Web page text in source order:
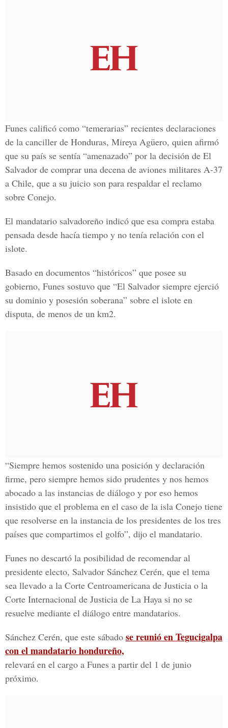
Funes calificó como “temerarias” recientes declaraciones
de la canciller de Honduras, Mireya Agüero, quien afirmó
que su país se sentía “amenazado” por la decisión de El
Salvador de comprar una decena de aviones militares A-37
a Chile, que a su juicio son para respaldar el reclamo
sobre Conejo.
El mandatario salvadoreño indicó que esa compra estaba
pensada desde hacía tiempo y no tenía relación con el
islote.
Basado en documentos “históricos” que posee su
gobierno, Funes sostuvo que “El Salvador siempre ejerció
su dominio y posesión soberana” sobre el islote en
disputa, de menos de un km2.
“Siempre hemos sostenido una posición y declaración
firme, pero siempre hemos sido prudentes y nos hemos
abocado a las instancias de diálogo y por eso hemos
insistido que el problema en el caso de la isla Conejo tiene
que resolverse en la instancia de los presidentes de los tres
países que compartimos el golfo”, dijo el mandatario.
Funes no descartó la posibilidad de recomendar al
presidente electo, Salvador Sánchez Cerén, que el tema
sea llevado a la Corte Centroamericana de Justicia o la
Corte Internacional de Justicia de La Haya si no se
resuelve mediante el diálogo entre mandatarios.
Sánchez Cerén, que este sábado se reunió en Tegucigalpa
con el mandatario hondureño,
relevará en el cargo a Funes a partir del 1 de junio
próximo.